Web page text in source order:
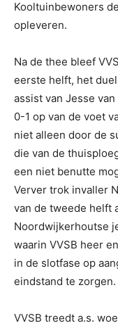
Kooltuinbewoners
opleveren.
Na de thee bleef
eerste helft, het
assist van Jesse
0-1 op van de voet
niet alleen door de
die van de
een niet benutte
Verver trok invaller
van de tweede helft
Noordwijkerhoutse
waarin VVSB heer
in de slotfase op
eindstand te zorgen.
VVSB treedt a.s.